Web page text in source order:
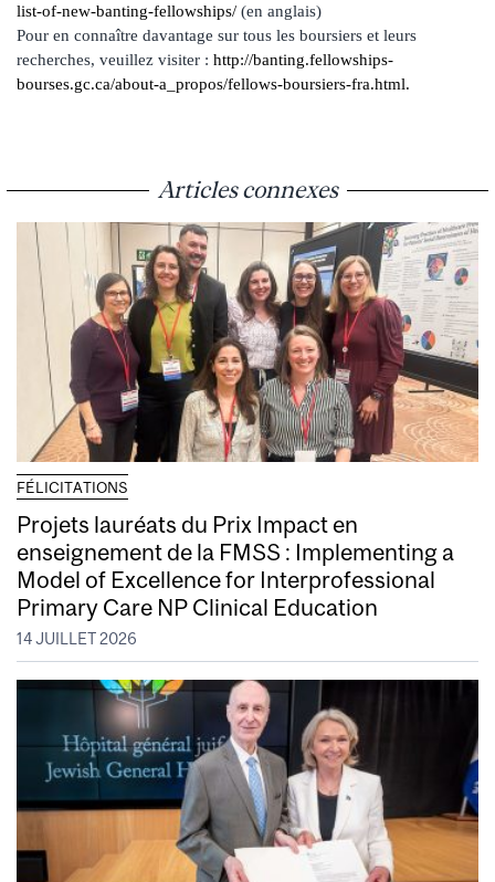
list-of-new-banting-fellowships/ (en anglais)
Pour en connaître davantage sur tous les boursiers et leurs
recherches, veuillez visiter : http://banting.fellowships-
bourses.gc.ca/about-a_propos/fellows-boursiers-fra.html.
Articles connexes
FÉLICITATIONS
Projets lauréats du Prix Impact en
enseignement de la FMSS : Implementing a
Model of Excellence for Interprofessional
Primary Care NP Clinical Education
14 JUILLET 2026